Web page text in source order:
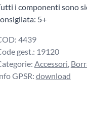
i componenti sono
5+
4439
gest.: 19120
Accessori,
GPSR: download